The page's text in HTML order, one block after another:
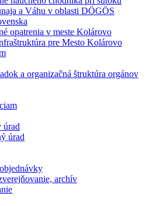
a Váhu v oblasti DÖGÖS
opatrenia v meste Kolárovo
pre Mesto Kolárovo
a organizačná štruktúra orgánov
úrad
úrad
archív